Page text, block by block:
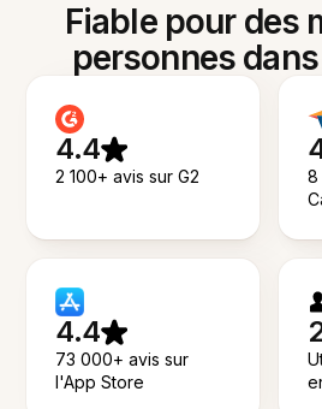
Fiable pour des
personnes
4.4
2 100+ avis sur G2
8
4.4
73 000+ avis sur
l'App Store